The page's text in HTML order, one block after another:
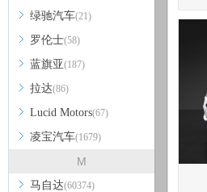
绿驰汽车(21)
罗伦士(58)
蓝旗亚(187)
拉达(86)
Lucid Motors(67)
凌宝汽车(1679)
M
马自达(60374)